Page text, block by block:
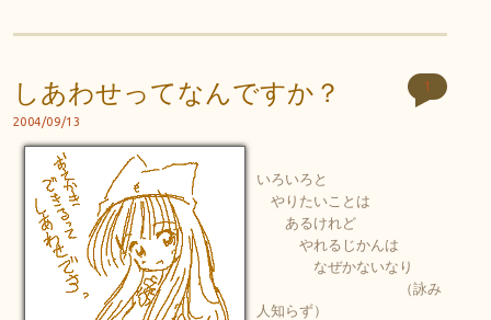
しあわせってなんですか？
2004/09/13
1
いろいろと
やりたいことは
あるけれど
やれるじかんは
なぜかないなり
（詠み
人知らず）